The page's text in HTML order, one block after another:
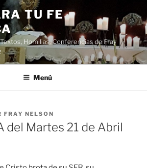
TU FE
Homilias, Conferencias de Fray
Menú
FRAY NELSON
del Martes 21 de Abril